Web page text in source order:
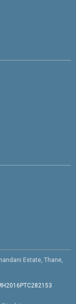
Estate, Thane,